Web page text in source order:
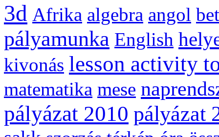
3d Afrika algebra angol
pályamunka English
kivonás lesson activity
matematika mese
pályázat 2010 pályázat